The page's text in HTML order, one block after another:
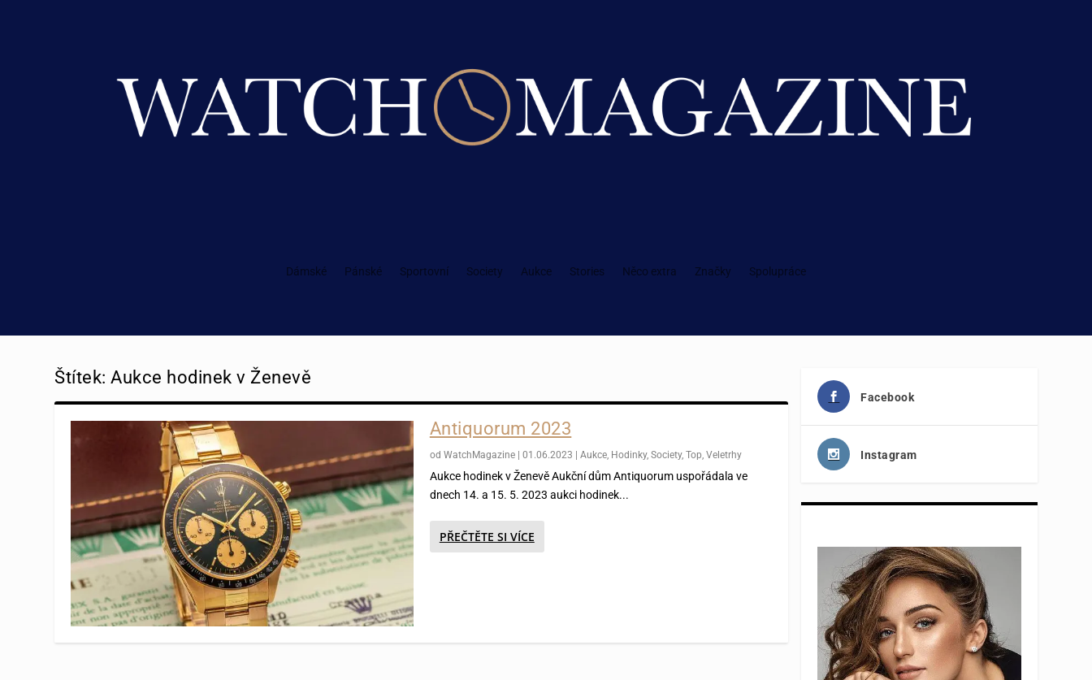
Dámské Pánské Sportovní Society Aukce Stories Něco extra Značky Spolupráce
Štítek:Aukce hodinek v Ženevě
Antiquorum 2023
od WatchMagazine| 01.06.2023 | Aukce, Hodinky, Society, Top Veletrhy
Aukce hodinek v Ženevě Aukční dům Antiquorum uspořádala ve
dnech 14. a 15. 5. 2023 aukci hodinek...
PŘEČTĚTE SI VÍCE
Facebook
Instagram